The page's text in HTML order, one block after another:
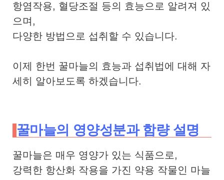
항염작용, 혈당조절 등의 효능으로 알려져 있
으며,
다양한 방법으로 섭취할 수 있습니다.
이제 한번 꿀마늘의 효능과 섭취법에 대해 자
세히 알아보도록 하겠습니다.
꿀마늘의 영양성분과 함량 설명
꿀마늘은 매우 영양가 있는 식품으로,
강력한 항산화 작용을 가진 약용 작물인 마늘